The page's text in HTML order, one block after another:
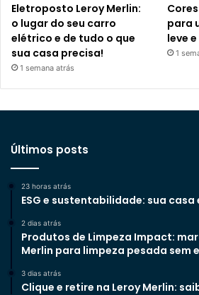
Eletroposto Leroy Merlin:
o lugar do seu carro
elétrico e de tudo o que
sua casa precisa!
1 semana atrás
para
leve
1
Últimos posts
23 horas atrás
ESG e sustentabilidade: sua
2 dias atrás
Produtos de Limpeza Impact:
Merlin para limpeza pesada sem
3 dias atrás
Clique e retire na Leroy Merlin: